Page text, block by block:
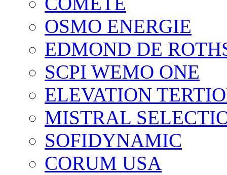
OSMO ENERGIE
EDMOND DE
SCPI WEMO ONE
ELEVATION
MISTRAL
SOFIDYNAMIC
CORUM USA